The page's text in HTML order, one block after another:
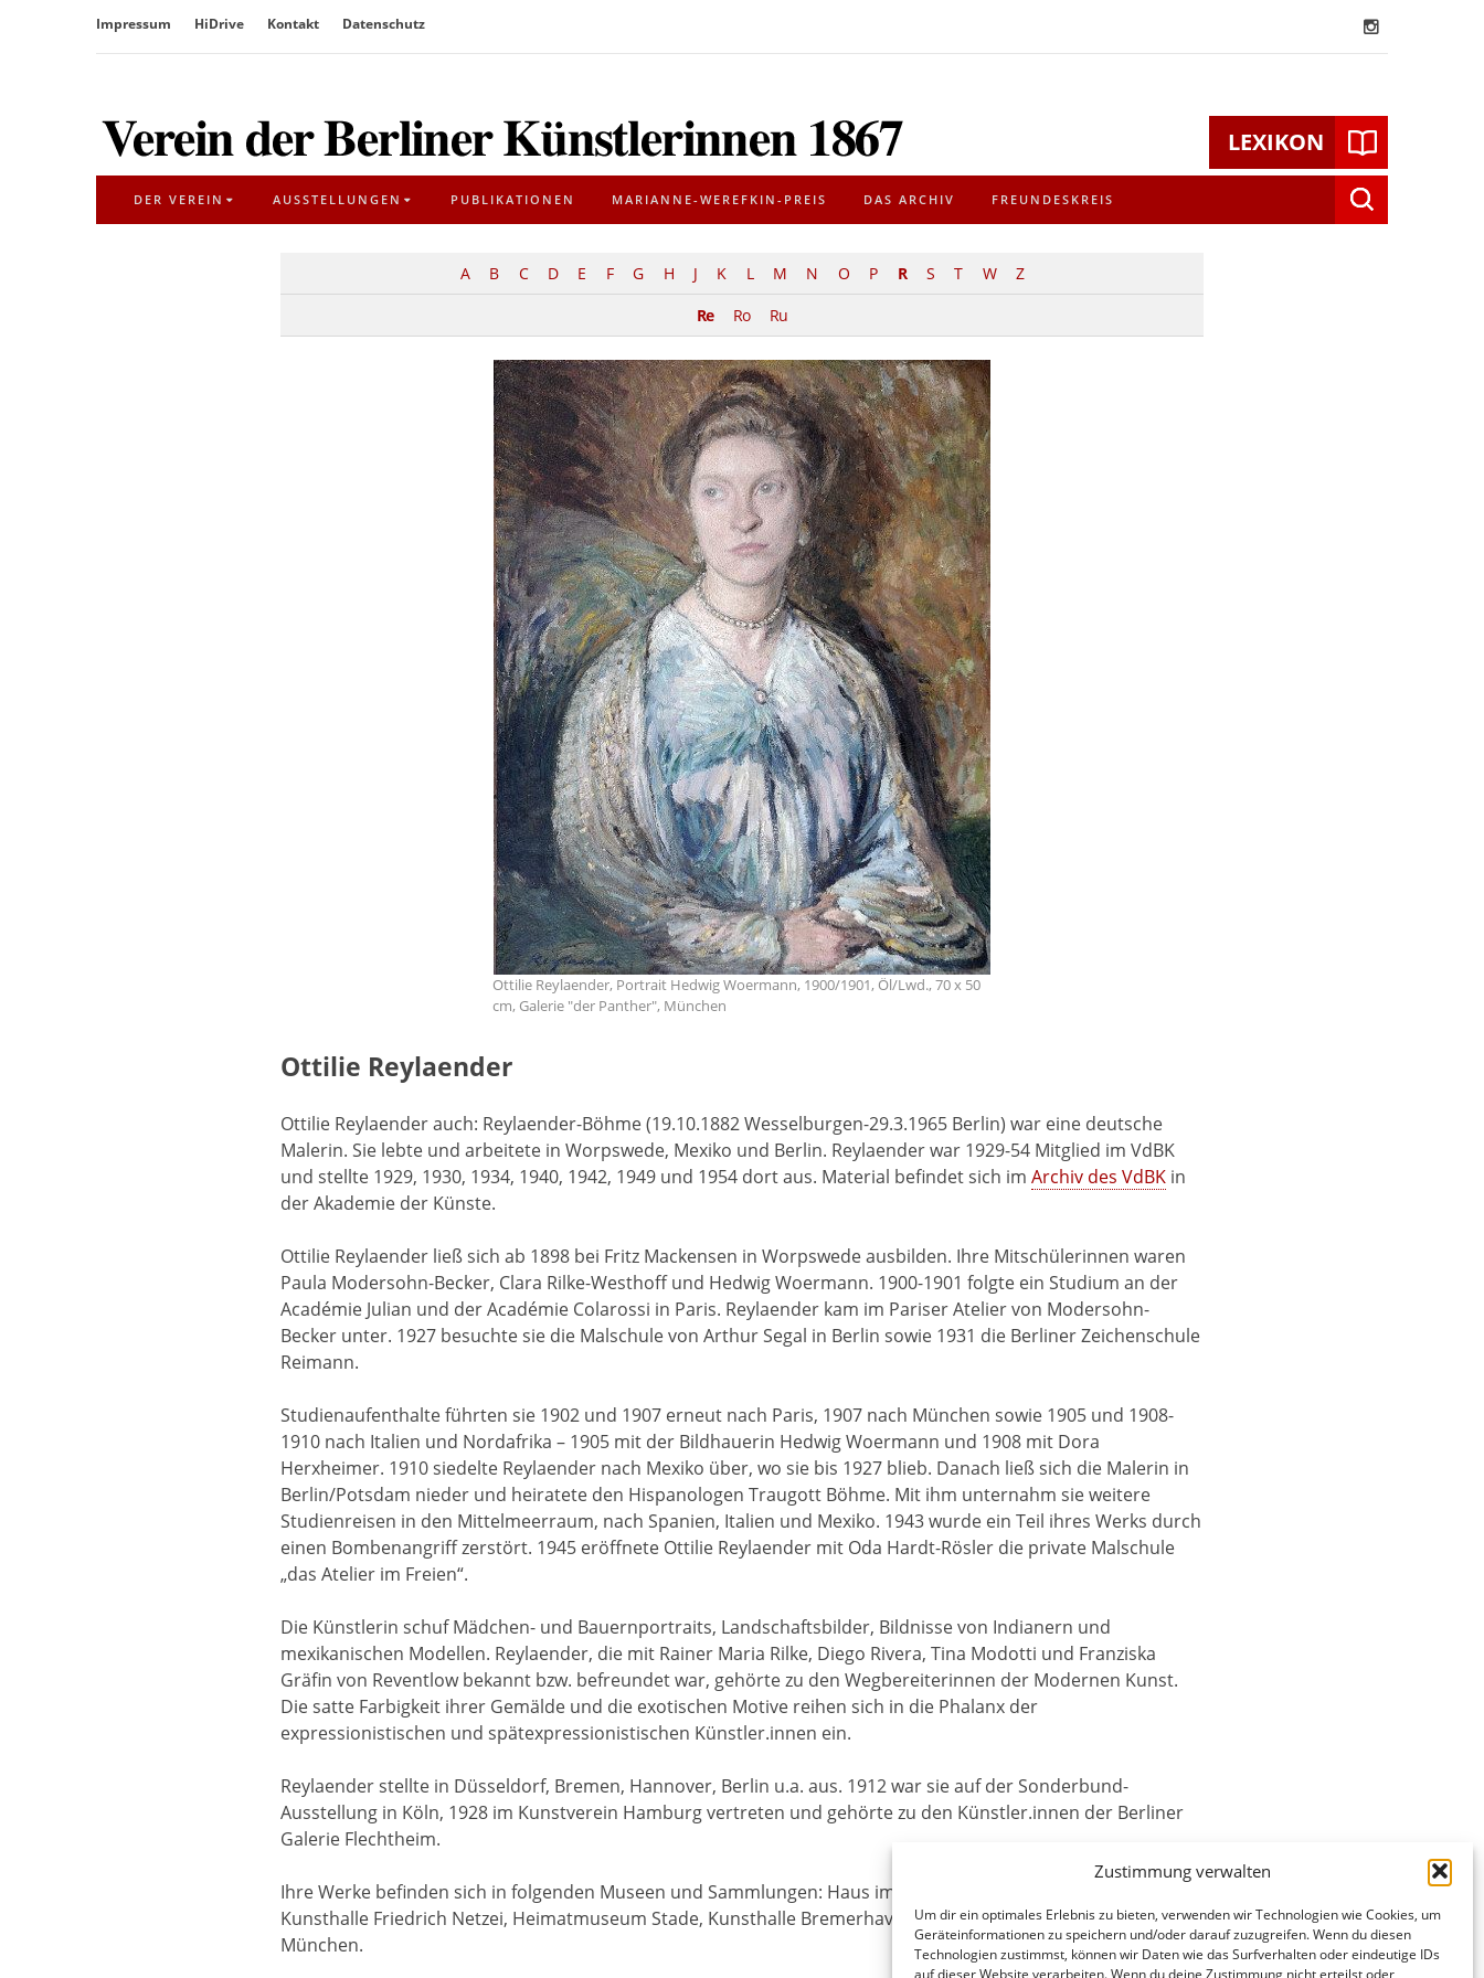
Zustimmung verwalten
Um dir ein optimales Erlebnis zu bieten, verwenden wir Technologien wie Cookies, um
Geräteinformationen zu speichern und/oder darauf zuzugreifen. Wenn du diesen
Technologien zustimmst, können wir Daten wie das Surfverhalten oder eindeutige IDs
auf dieser Website verarbeiten. Wenn du deine Zustimmung nicht erteilst oder
Impressum HiDrive Kontakt Datenschutz
LEXIKON
DER VEREIN AUSSTELLUNGEN PUBLIKATIONEN MARIANNE-WEREFKIN-PREIS DAS ARCHIV FREUNDESKREIS
Suchen
nach:
A B C D E F G H J K L M N O P R S T W
Z
Re
Ro Ru
Ottilie Reylaender, Portrait Hedwig Woermann, 1900/1901, Öl/Lwd., 70 x 50
cm, Galerie "der Panther", München
Ottilie Reylaender
Ottilie Reylaender auch: Reylaender-Böhme (19.10.1882 Wesselburgen-29.3.1965 Berlin) war eine deutsche
Malerin. Sie lebte und arbeitete in Worpswede, Mexiko und Berlin. Reylaender war 1929-54 Mitglied im VdBK
und stellte 1929, 1930, 1934, 1940, 1942, 1949 und 1954 dort aus. Material befindet sich im Archiv des VdBK in
der Akademie der Künste.
Ottilie Reylaender ließ sich ab 1898 bei Fritz Mackensen in Worpswede ausbilden. Ihre Mitschülerinnen waren
Paula Modersohn-Becker, Clara Rilke-Westhoff und Hedwig Woermann. 1900-1901 folgte ein Studium an der
Académie Julian und der Académie Colarossi in Paris. Reylaender kam im Pariser Atelier von Modersohn-
Becker unter. 1927 besuchte sie die Malschule von Arthur Segal in Berlin sowie 1931 die Berliner Zeichenschule
Reimann.
Studienaufenthalte führten sie 1902 und 1907 erneut nach Paris, 1907 nach München sowie 1905 und 1908-
1910 nach Italien und Nordafrika – 1905 mit der Bildhauerin Hedwig Woermann und 1908 mit Dora
Herxheimer. 1910 siedelte Reylaender nach Mexiko über, wo sie bis 1927 blieb. Danach ließ sich die Malerin in
Berlin/Potsdam nieder und heiratete den Hispanologen Traugott Böhme. Mit ihm unternahm sie weitere
Studienreisen in den Mittelmeerraum, nach Spanien, Italien und Mexiko. 1943 wurde ein Teil ihres Werks durch
einen Bombenangriff zerstört. 1945 eröffnete Ottilie Reylaender mit Oda Hardt-Rösler die private Malschule
„das Atelier im Freien“.
Die Künstlerin schuf Mädchen- und Bauernportraits, Landschaftsbilder, Bildnisse von Indianern und
mexikanischen Modellen. Reylaender, die mit Rainer Maria Rilke, Diego Rivera, Tina Modotti und Franziska
Gräfin von Reventlow bekannt bzw. befreundet war, gehörte zu den Wegbereiterinnen der Modernen Kunst.
Die satte Farbigkeit ihrer Gemälde und die exotischen Motive reihen sich in die Phalanx der
expressionistischen und spätexpressionistischen Künstler.innen ein.
Reylaender stellte in Düsseldorf, Bremen, Hannover, Berlin u.a. aus. 1912 war sie auf der Sonderbund-
Ausstellung in Köln, 1928 im Kunstverein Hamburg vertreten und gehörte zu den Künstler.innen der Berliner
Galerie Flechtheim.
Ihre Werke befinden sich in folgenden Museen und Sammlungen: Haus im Schluh Worpswede, Worpsweder
Kunsthalle Friedrich Netzei, Heimatmuseum Stade, Kunsthalle Bremerhaven und Galerie „der Panther“,
München.